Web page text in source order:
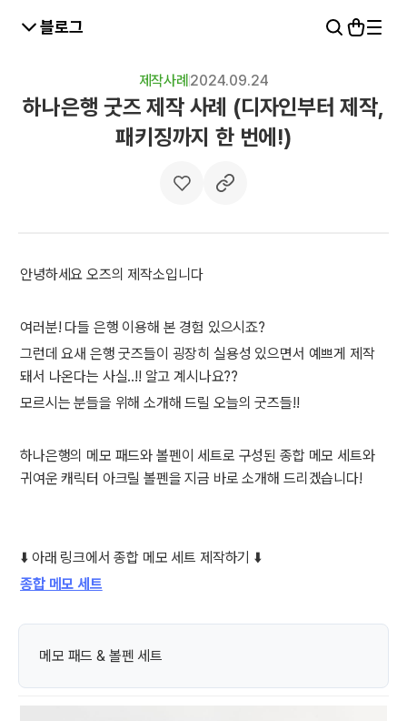
블로그
제작사례 2024.09.24
하나은행 굿즈 제작 사례 (디자인부터 제작,
패키징까지 한 번에!)
안녕하세요 오즈의 제작소입니다
여러분! 다들 은행 이용해 본 경험 있으시죠?
그런데 요새 은행 굿즈들이 굉장히 실용성 있으면서 예쁘게 제작
돼서 나온다는 사실..!! 알고 계시나요??
모르시는 분들을 위해 소개해 드릴 오늘의 굿즈들!!
하나은행의 메모 패드와 볼펜이 세트로 구성된 종합 메모 세트와
귀여운 캐릭터 아크릴 볼펜을 지금 바로 소개해 드리겠습니다!
⬇️ 아래 링크에서 종합 메모 세트 제작하기 ⬇️
종합 메모 세트
메모 패드 & 볼펜 세트